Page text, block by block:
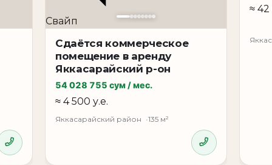
район | Шота Руставели
из ключевых деловых локаций города Ташкент
Руставели — улица Шота Руставели.
Первый этаж обеспечивает прямой доступ и
офис в Ташкенте, магазин в Ташкенте,
район коммерция, помещение под бизнес Ташкент
Свайп
Сдаётся коммерческое
помещение в аренду
Яккасарайский р-он
54 028 755 сум / мес.
≈ 4 500 у.е.
Яккасарайский район 135 м²
≈ 42